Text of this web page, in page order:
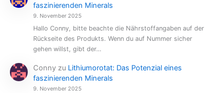
faszinierenden Minerals
9. November 2025
Hallo Conny, bitte beachte die Nährstoffangaben auf der
Rückseite des Produkts. Wenn du auf Nummer sicher
gehen willst, gibt der…
Conny zu Lithiumorotat: Das Potenzial eines
faszinierenden Minerals
9. November 2025